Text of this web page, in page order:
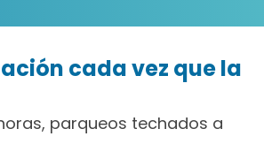
cada vez que la
parqueos techados a